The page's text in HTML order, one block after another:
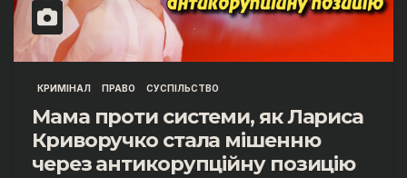
КРИМІНАЛ ПРАВО СУСПІЛЬСТВО
Мама проти системи, як Лариса
Криворучко стала мішенню
через антикорупційну позицію